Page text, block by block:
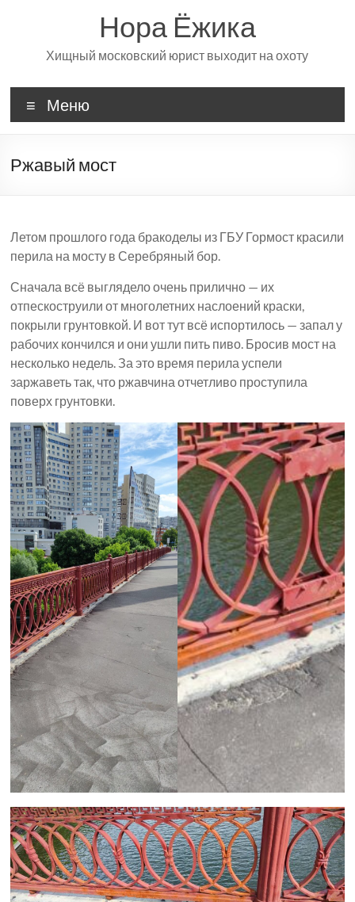
Нора Ёжика
Хищный московский юрист выходит на охоту
Меню
Ржавый мост
Летом прошлого года бракоделы из ГБУ Гормост красили
перила на мосту в Серебряный бор.
Сначала всё выглядело очень прилично — их
отпескоструили от многолетних наслоений краски,
покрыли грунтовкой. И вот тут всё испортилось — запал у
рабочих кончился и они ушли пить пиво. Бросив мост на
несколько недель. За это время перила успели
заржаветь так, что ржавчина отчетливо проступила
поверх грунтовки.